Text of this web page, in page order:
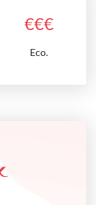
€€€
Eco.